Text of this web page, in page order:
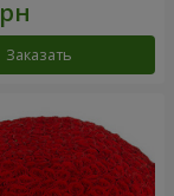
Заказать